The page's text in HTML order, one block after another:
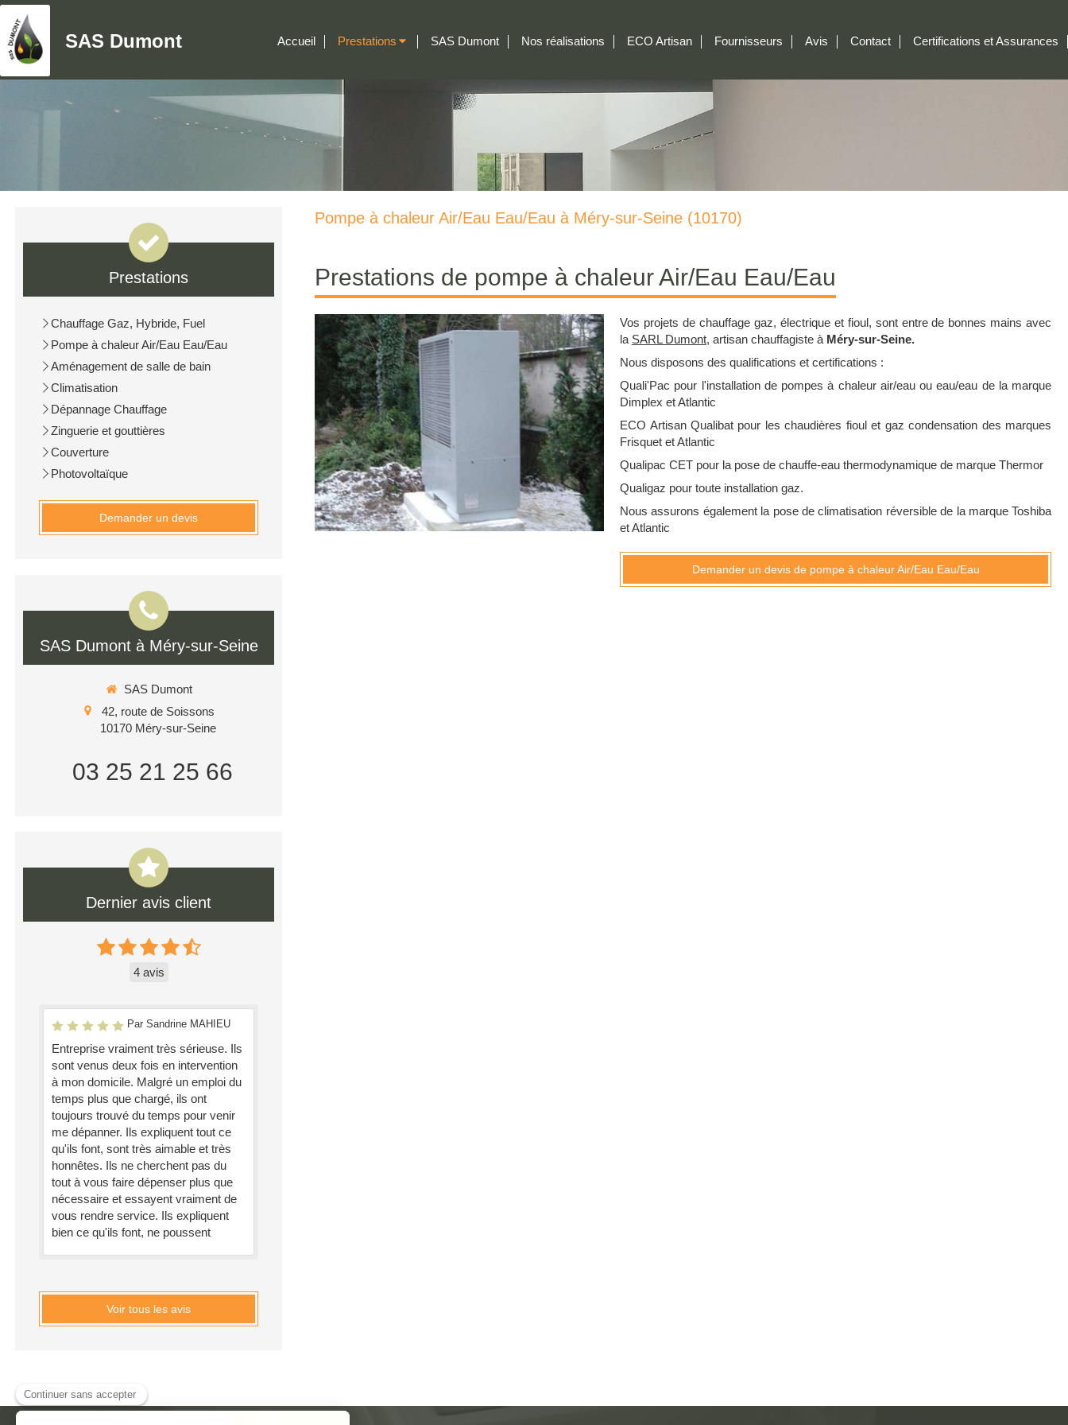
Accueil Prestations SAS Dumont Nos réalisations ECO Artisan Fournisseurs Avis Contact Certifications et Assurances
SAS Dumont
Pompe à chaleur Air/Eau Eau/Eau à Méry-sur-Seine (10170)
Prestations de pompe à chaleur Air/Eau Eau/Eau
Vos projets de chauffage gaz, électrique et fioul, sont entre de bonnes mains avec
la SARL Dumont, artisan chauffagiste à Méry-sur-Seine.
Nous disposons des qualifications et certifications :
Quali'Pac pour l'installation de pompes à chaleur air/eau ou eau/eau de la marque
Dimplex et Atlantic
ECO Artisan Qualibat pour les chaudières fioul et gaz condensation des marques
Frisquet et Atlantic
Qualipac CET pour la pose de chauffe-eau thermodynamique de marque Thermor
Qualigaz pour toute installation gaz.
Nous assurons également la pose de climatisation réversible de la marque Toshiba
et Atlantic
Demander un devis de pompe à chaleur Air/Eau Eau/Eau
Prestations
Chauffage Gaz, Hybride, Fuel
Pompe à chaleur Air/Eau Eau/Eau
Aménagement de salle de bain
Climatisation
Dépannage Chauffage
Zinguerie et gouttières
Couverture
Photovoltaïque
Demander un devis
SAS Dumont à Méry-sur-Seine
SAS Dumont
42, route de Soissons
10170 Méry-sur-Seine
03 25 21 25 66
Dernier avis client
4 avis
Par Sandrine MAHIEU
Entreprise vraiment très sérieuse. Ils
sont venus deux fois en intervention
à mon domicile. Malgré un emploi du
temps plus que chargé, ils ont
toujours trouvé du temps pour venir
me dépanner. Ils expliquent tout ce
qu'ils font, sont très aimable et très
honnêtes. Ils ne cherchent pas du
tout à vous faire dépenser plus que
nécessaire et essayent vraiment de
vous rendre service. Ils expliquent
bien ce qu'ils font, ne poussent
Voir tous les avis